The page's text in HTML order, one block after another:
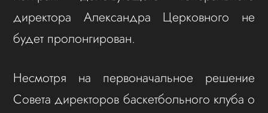
директора Александра Церковного не
будет пролонгирован.
Несмотря на первоначальное решение
Совета директоров баскетбольного клуба о